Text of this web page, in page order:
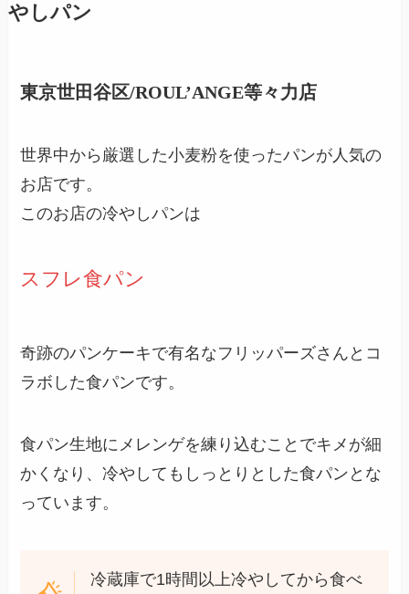
やしパン
東京世田谷区/ROUL’ANGE等々力店
世界中から厳選した小麦粉を使ったパンが人気の
お店です。
このお店の冷やしパンは
スフレ食パン
奇跡のパンケーキで有名なフリッパーズさんとコ
ラボした食パンです。
食パン生地にメレンゲを練り込むことでキメが細
かくなり、冷やしてもしっとりとした食パンとな
っています。
冷蔵庫で1時間以上冷やしてから食べ